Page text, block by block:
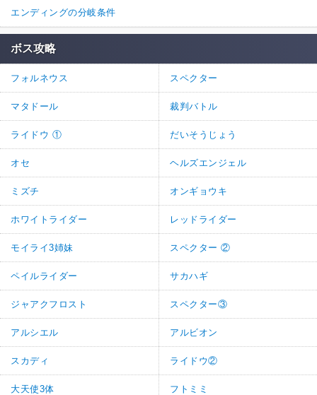
エンディングの分岐条件
ボス攻略
フォルネウス スペクター
マタドール 裁判バトル
ライドウ ① だいそうじょう
オセ ヘルズエンジェル
ミズチ オンギョウキ
ホワイトライダー レッドライダー
モイライ3姉妹 スペクター ②
ペイルライダー サカハギ
ジャアクフロスト スペクター③
アルシエル アルビオン
スカディ ライドウ②
大天使3体 フトミミ